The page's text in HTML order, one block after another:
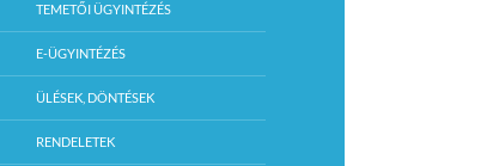
TEMETŐI ÜGYINTÉZÉS
E-ÜGYINTÉZÉS
ÜLÉSEK, DÖNTÉSEK
RENDELETEK